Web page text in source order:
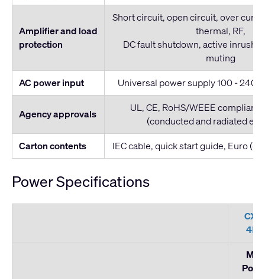
Amplifier and load
protection
Short circuit, open circuit, over
thermal, RF,
DC fault shutdown, active inrush
muting
AC power input
Universal power supply 100 - 240
Agency approvals
UL, CE, RoHS/WEEE compliant,
(conducted and radiated
Carton contents
IEC cable, quick start guide, Euro
Power Specifications
CX-
4K8
Max